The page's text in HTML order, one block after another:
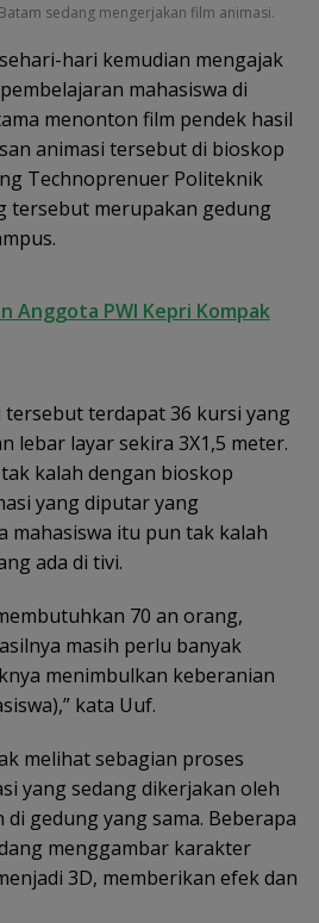
sedang mengerjakan film animasi.
hari kemudian mengajak
mahasiswa di
menonton film pendek hasil
animasi tersebut di bioskop
Technoprenuer Politeknik
tersebut merupakan gedung
Anggota PWI Kepri Kompak
tersebut terdapat 36 kursi yang
lebar layar sekira 3X1,5 meter.
kalah dengan bioskop
yang diputar yang
mahasiswa itu pun tak kalah
ada di tivi.
70 an orang,
masih perlu banyak
menimbulkan keberanian
kata Uuf.
melihat sebagian proses
yang sedang dikerjakan oleh
gedung yang sama. Beberapa
menggambar karakter
3D, memberikan efek dan